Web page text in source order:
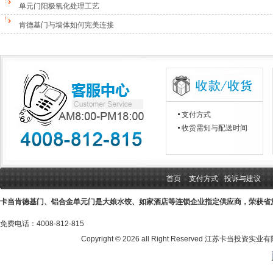
单元门阳极氧化处理工艺
肯德基门与墙体如何完美连接
支付方式
收货需知与配送时间
首页 支付方式 投诉与建议
卡当肯德基门、铝合金单元门是大娘水饺、如家酒店等连锁企业指定供应商，荣获
免费电话：4008-812-815
Copyright © 2026 all Right Reserved 江苏卡当投资实业有